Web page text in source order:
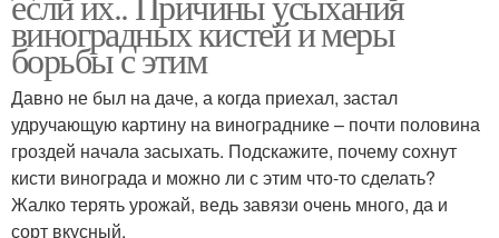
виноградных кистей и меры
борьбы с этим
Давно не был на даче, а когда приехал, застал
удручающую картину на винограднике – почти половина
гроздей начала засыхать. Подскажите, почему сохнут
кисти винограда и можно ли с этим что-то сделать?
Жалко терять урожай, ведь завязи очень много, да и
сорт вкусный.